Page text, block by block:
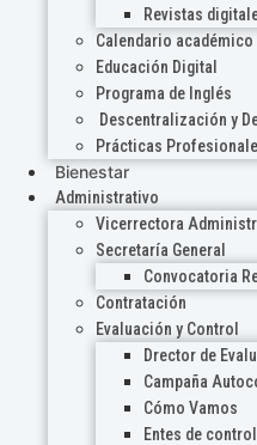
Revistas
Calendario académico
Educación Digital
Programa de Inglés
Descentralización y
Prácticas
Bienestar
Administrativo
Vicerrectora
Secretaría General
Convocatoria
Contratación
Evaluación y Control
Drector de
Campaña
Cómo Vamos
Entes de control